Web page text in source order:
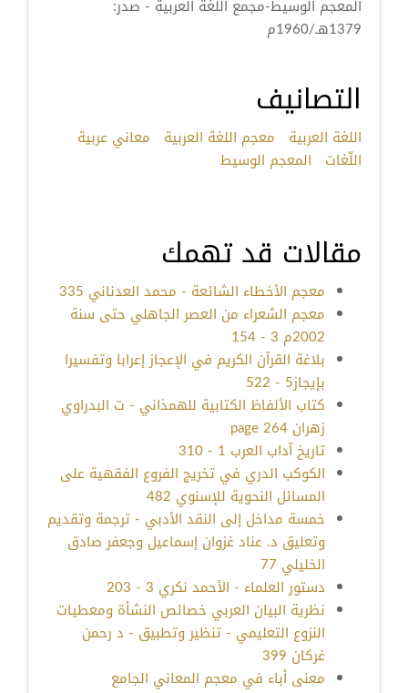
المعجم الوسيط-مجمع اللغة العربية - صدر:
1379هـ/1960م
التصانيف
اللغة العربية معجم اللغة العربية
معاني عربية
اللّغات
المعجم الوسيط
مقالات قد تهمك
معجم الأخطاء الشائعة - محمد العدناني 335
معجم الشعراء من العصر الجاهلي حتى سنة
2002م 3 - 154
بلاغة القرآن الكريم في الإعجاز إعرابا وتفسيرا
بإيجاز5 - 522
كتاب الألفاظ الكتابية للهمذاني - ت البدراوي
زهران page 264
تاريخ آداب العرب 1 - 310
الكوكب الدري في تخريج الفروع الفقهية على
المسائل النحوية للإسنوي 482
خمسة مداخل إلى النقد الأدبي - ترجمة وتقديم
وتعليق د. عناد غزوان إسماعيل وجعفر صادق
الخليلي 77
دستور العلماء - الأحمد نكري 3 - 203
نظرية البيان العربي خصائص النشأة ومعطيات
النزوع التعليمي - تنظير وتطبيق - د رحمن
غركان 399
معنى أباء في معجم المعاني الجامع